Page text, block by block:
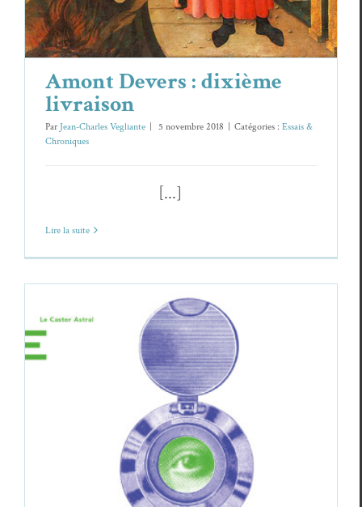
Amont Devers : dixième
livraison
Par Jean-Charles Vegliante | 5 novembre 2018 | Catégories : Essais &
Chroniques
[...]
Lire la suite
“Apo” et “Le Paris d’Apollinaire” par